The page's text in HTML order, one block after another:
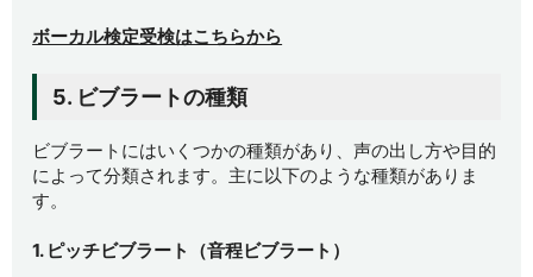
ボーカル検定受検はこちらから
5. ビブラートの種類
ビブラートにはいくつかの種類があり、声の出し方や目的
によって分類されます。主に以下のような種類がありま
す。
1. ピッチビブラート（音程ビブラート）